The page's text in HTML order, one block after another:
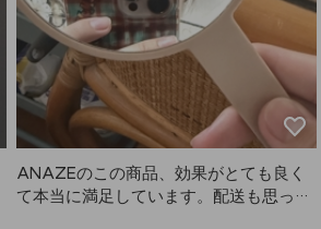
ANAZEのこの商品、効果がとても良く
て本当に満足しています。配送も思った